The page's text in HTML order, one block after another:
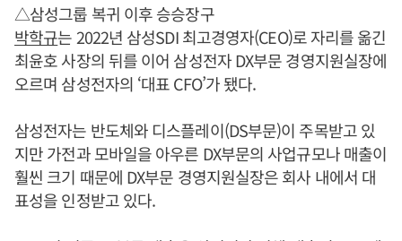
△삼성그룹 복귀 이후 승승장구
박학규는 2022년 삼성SDI 최고경영자(CEO)로 자리를 옮긴
최윤호 사장의 뒤를 이어 삼성전자 DX부문 경영지원실장에
오르며 삼성전자의 ‘대표 CFO’가 됐다.
삼성전자는 반도체와 디스플레이(DS부문)이 주목받고 있
지만 가전과 모바일을 아우른 DX부문의 사업규모나 매출이
훨씬 크기 때문에 DX부문 경영지원실장은 회사 내에서 대
표성을 인정받고 있다.